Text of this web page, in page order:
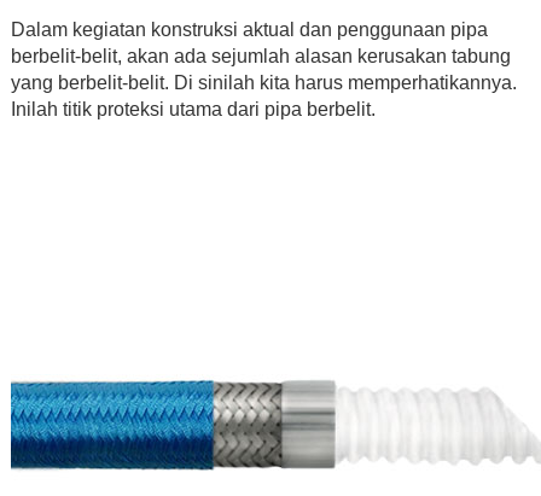
Dalam kegiatan konstruksi aktual dan penggunaan pipa
berbelit-belit, akan ada sejumlah alasan kerusakan tabung
yang berbelit-belit. Di sinilah kita harus memperhatikannya.
Inilah titik proteksi utama dari pipa berbelit.